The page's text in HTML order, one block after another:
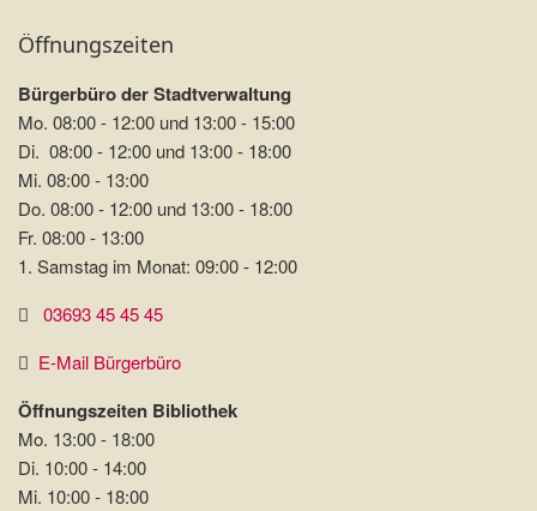
Öffnungszeiten
Bürgerbüro der Stadtverwaltung
Mo. 08:00 - 12:00 und 13:00 - 15:00
Di. 08:00 - 12:00 und 13:00 - 18:00
Mi. 08:00 - 13:00
Do. 08:00 - 12:00 und 13:00 - 18:00
Fr. 08:00 - 13:00
1. Samstag im Monat: 09:00 - 12:00
03693 45 45 45
E-Mail Bürgerbüro
Öffnungszeiten Bibliothek
Mo. 13:00 - 18:00
Di. 10:00 - 14:00
Mi. 10:00 - 18:00